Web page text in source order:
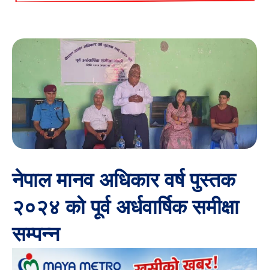
नेपाल मानव अधिकार वर्ष पुस्तक
२०२४ को पूर्व अर्धवार्षिक समीक्षा
सम्पन्न